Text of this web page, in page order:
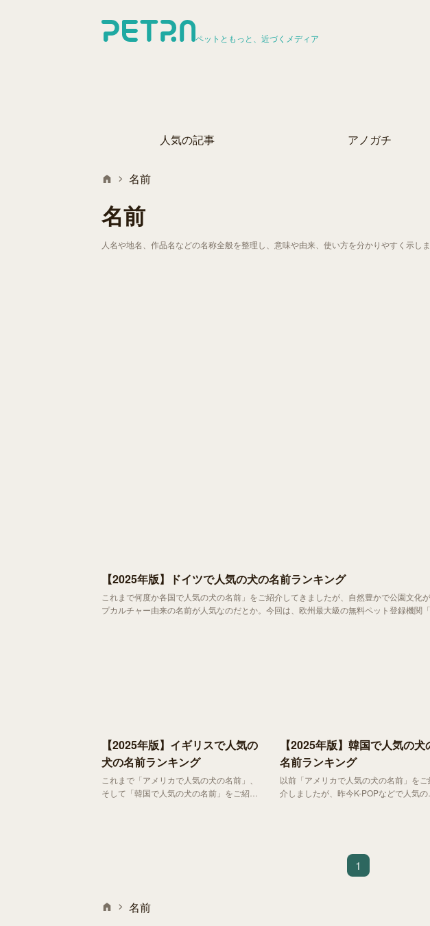
ペットともっと、近づくメディア
人気の記事 アノガチ
名前
名前
人名や地名、作品名などの名称全般を整理し、意味や由来、使い方を分かりやすく示しま
【2025年版】ドイツで人気の犬の名前ランキング
これまで何度か各国で人気の犬の名前」をご紹介してきましたが、自然豊かで公園文化
プカルチャー由来の名前が人気なのだとか。今回は、欧州最大級の無料ペット登録機関
【2025年版】イギリスで人気の
犬の名前ランキング
これまで「アメリカで人気の犬の名前」、
そして「韓国で人気の犬の名前」をご紹介
【2025年版】韓国で人気の犬
名前ランキング
以前「アメリカで人気の犬の名前」をご
介しましたが、昨今K-POPなどで人気の韓
人気の犬の名前をご紹介します。
1
名前